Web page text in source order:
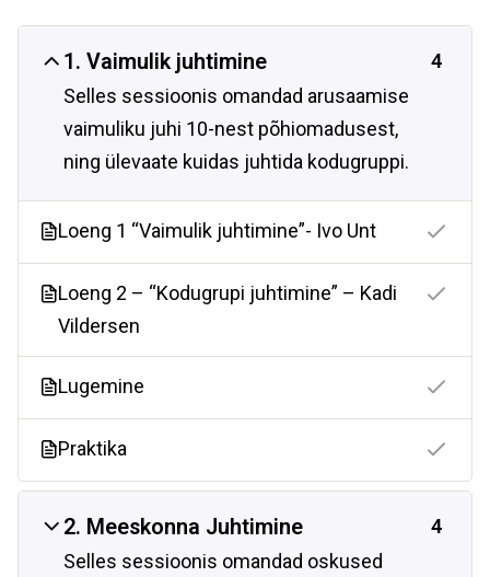
1. Vaimulik juhtimine
Selles sessioonis omandad arusaamise
vaimuliku juhi 10-nest põhiomadusest,
ning ülevaate kuidas juhtida kodugruppi.
4
Loeng 1 “Vaimulik juhtimine”- Ivo Unt
Loeng 2 – “Kodugrupi juhtimine” – Kadi
Vildersen
Lugemine
Praktika
2. Meeskonna Juhtimine
Selles sessioonis omandad oskused
4